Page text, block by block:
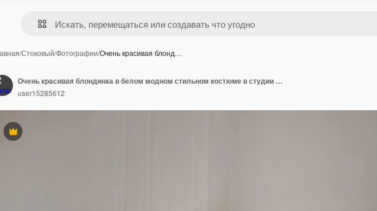
/Стоковый/Фотографии/Очень красивая блонд…
Премиум
Очень красивая блондинка в белом модном стильном костюме в студии Очаровательная женщина смотрит и позирует перед камерой
user15285612